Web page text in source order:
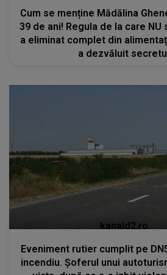
Cum se menține Mădălina
39 de ani! Regula de la care NU
a eliminat complet din
a dezvăluit secretul
kanald2.ro
Eveniment rutier cumplit pe
incendiu. Șoferul unui